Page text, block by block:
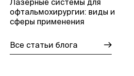
Лазерные системы для
офтальмохирургии: виды и
сферы применения
Все статьи блога